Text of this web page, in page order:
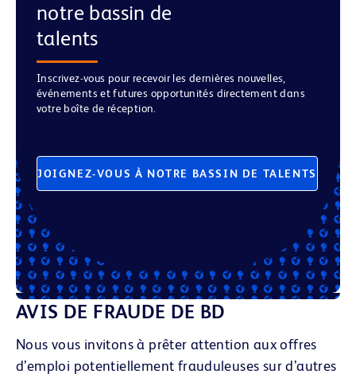
notre bassin de
talents
Inscrivez-vous pour recevoir les dernières nouvelles,
événements et futures opportunités directement dans
votre boîte de réception.
JOIGNEZ-VOUS À NOTRE BASSIN DE TALENTS
AVIS DE FRAUDE DE BD
Nous vous invitons à prêter attention aux offres
d’emploi potentiellement frauduleuses sur d’autres